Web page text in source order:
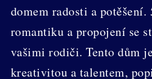
domem radosti a potěšení.
romantiku a propojení se
vašimi rodiči. Tento dům
kreativitou a talentem,